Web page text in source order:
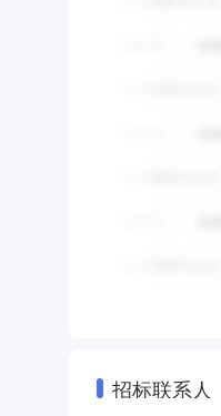
招标联系人